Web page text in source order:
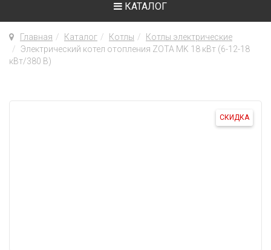
КАТАЛОГ
Главная Каталог Котлы
Котлы электрические
Электрический котел отопления ZOTA MK 18 кВт (6-12-18
кВт/380 В)
СКИДКА